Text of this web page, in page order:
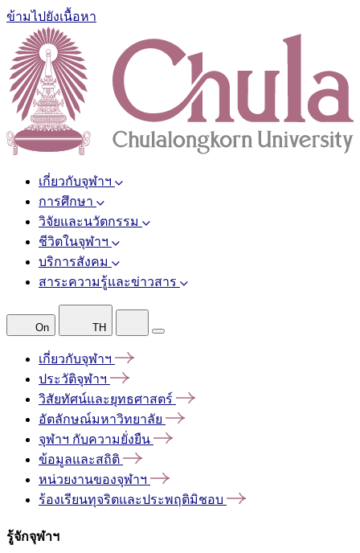
ข้ามไปยังเนื้อหา
เกี่ยวกับจุฬาฯ
การศึกษา
วิจัยและนวัตกรรม
ชีวิตในจุฬาฯ
บริการสังคม
สาระความรู้และข่าวสาร
On TH
เกี่ยวกับจุฬาฯ
ประวัติจุฬาฯ
วิสัยทัศน์และยุทธศาสตร์
อัตลักษณ์มหาวิทยาลัย
จุฬาฯ กับความยั่งยืน
ข้อมูลและสถิติ
หน่วยงานของจุฬาฯ
ร้องเรียนทุจริตและประพฤติมิชอบ
รู้จักจุฬาฯ